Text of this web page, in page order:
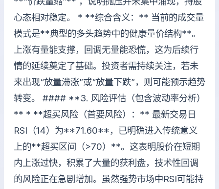
心态相对稳定。 * **综合含义：** 当前的成交量
模式是**典型的多头趋势中的健康量价结构**。
上涨有量能支撑，回调无量能恐慌，这为后续行
情的延续奠定了基础。投资者需持续关注，若未
来出现“放量滞涨”或“放量下跌”，则可能预示趋势
转变。 #### **3. 风险评估（包含波动率分析）
** * **超买风险（首要风险）：** 最新交易日
RSI（14）为**71.60**，已明确进入传统意义
上的**超买区间（>70）**。这表明股价在短期
内上涨过快，积累了大量的获利盘，技术性回调
的风险正在急剧增加。虽然强势市场中RSI可能持